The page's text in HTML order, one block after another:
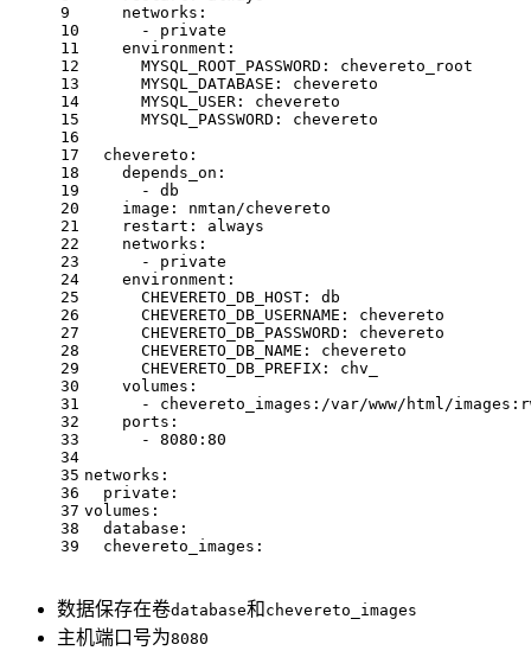
9
10
11
12
13
14
15
16
17
18
19
20
21
22
23
24
25
26
27
28
29
30
31
32
33
34
35
36
37
38
39
    networks:
      - private
    environment:
      MYSQL_ROOT_PASSWORD: chevereto_root
      MYSQL_DATABASE: chevereto
      MYSQL_USER: chevereto
      MYSQL_PASSWORD: chevereto
  chevereto:
    depends_on:
      - db
    image: nmtan/chevereto
    restart: always
    networks:
      - private
    environment:
      CHEVERETO_DB_HOST: db
      CHEVERETO_DB_USERNAME: chevereto
      CHEVERETO_DB_PASSWORD: chevereto
      CHEVERETO_DB_NAME: chevereto
      CHEVERETO_DB_PREFIX: chv_
    volumes:
- chevereto_images:/var/www/html/
    ports:
      - 8080:80
networks:
  private:
volumes:
  database:
  chevereto_images:
数据保存在卷database和 chevereto_images
主机端口号为8080